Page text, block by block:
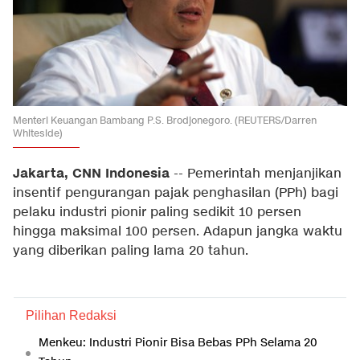
Menteri Keuangan Bambang P.S. Brodjonegoro. (REUTERS/Darren
Whiteside)
Jakarta, CNN Indonesia -- Pemerintah menjanjikan
insentif pengurangan pajak penghasilan (PPh) bagi
pelaku industri pionir paling sedikit 10 persen
hingga maksimal 100 persen. Adapun jangka waktu
yang diberikan paling lama 20 tahun.
Pilihan Redaksi
Menkeu: Industri Pionir Bisa Bebas PPh Selama 20